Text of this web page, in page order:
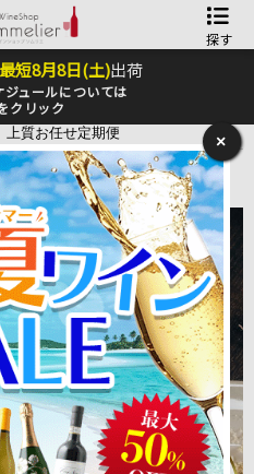
探す
最短8月8日(土)出荷
ュールについては
クリック
上質お任せ定期便
お任せ定期便
お届け）
×